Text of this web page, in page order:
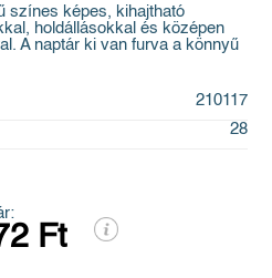
színes képes, kihajtható
holdállásokkal és középen
A naptár ki van furva a könnyű
210117
28
Ft